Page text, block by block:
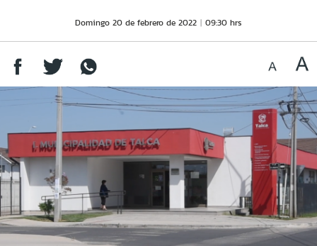
Domingo 20 de febrero de 2022 09:30 hrs